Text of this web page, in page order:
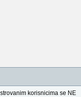
korisnicima se NE